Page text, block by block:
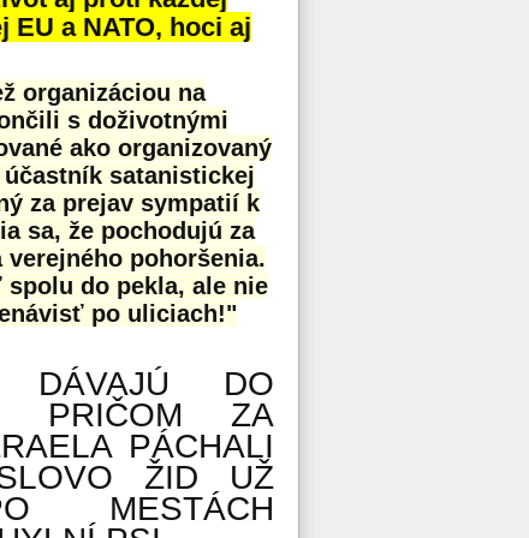
a NATO, hoci aj
organizáciou na
s doživotnými
ako organizovaný
satanistickej
za prejav sympatií k
sa, že pochodujú za
pohoršenia.
do pekla, ale nie
po uliciach!"
DÁVAJÚ DO
PRIČOM ZA
PÁCHALI
ŽID UŽ
MESTÁCH